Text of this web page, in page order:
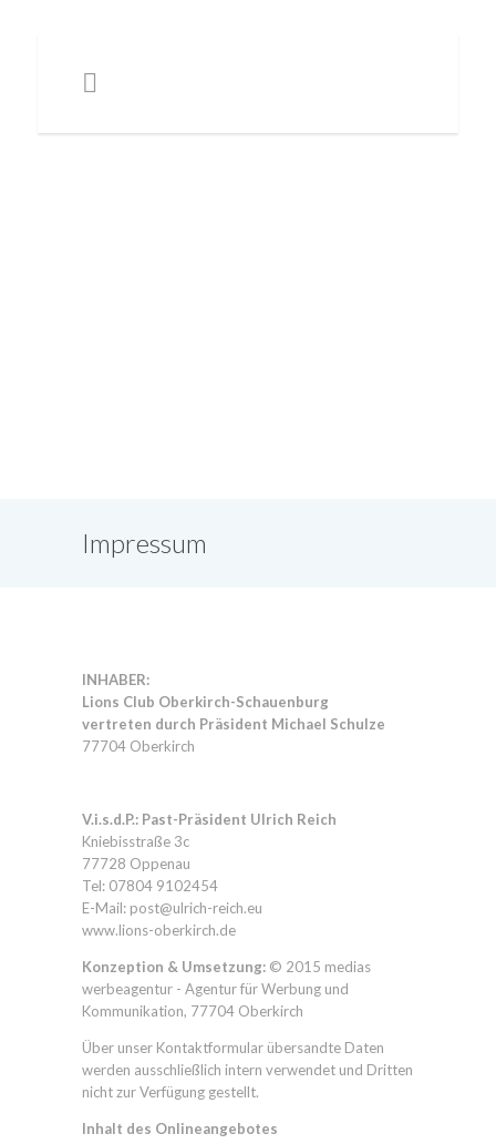
Impressum
INHABER:
Lions Club Oberkirch-Schauenburg
vertreten durch Präsident Michael Schulze
77704 Oberkirch
V.i.s.d.P.: Past-Präsident Ulrich Reich
Kniebisstraße 3c
77728 Oppenau
Tel: 07804 9102454
E-Mail: post@ulrich-reich.eu
www.lions-oberkirch.de
Konzeption & Umsetzung: © 2015 medias
werbeagentur - Agentur für Werbung und
Kommunikation, 77704 Oberkirch
Über unser Kontaktformular übersandte Daten
werden ausschließlich intern verwendet und Dritten
nicht zur Verfügung gestellt.
Inhalt des Onlineangebotes